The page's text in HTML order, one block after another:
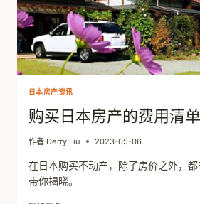
平？
日本房产资讯
购买日本房产的费用清单
作者 Derry Liu 2023-05-06
在日本购买不动产，除了房价之外，
带你揭晓。